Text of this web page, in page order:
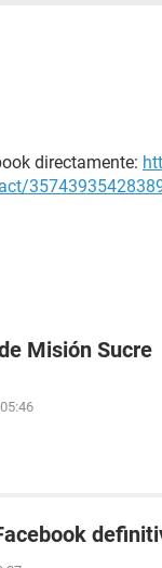
directamente:
Misión Sucre